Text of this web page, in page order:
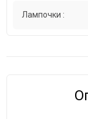
Лампочки :